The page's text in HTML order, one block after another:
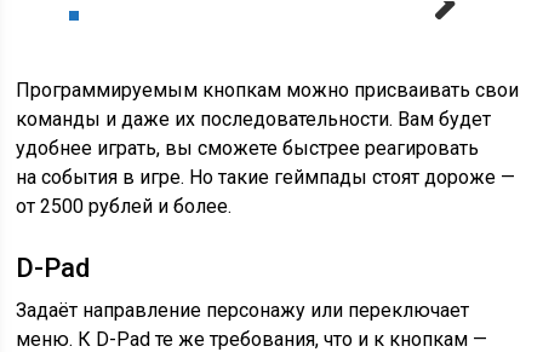
Программируемым кнопкам можно присваивать свои
команды и даже их последовательности. Вам будет
удобнее играть, вы сможете быстрее реагировать
на события в игре. Но такие геймпады стоят дороже —
от 2500 рублей и более.
D-Pad
Задаёт направление персонажу или переключает
меню. К D-Pad те же требования, что и к кнопкам —